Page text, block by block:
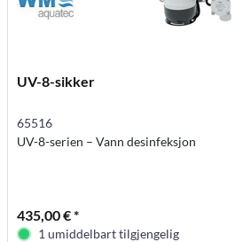
UV-8-sikker
65516
UV-8-serien – Vann desinfeksjon
435,00 € *
1 umiddelbart tilgjengelig